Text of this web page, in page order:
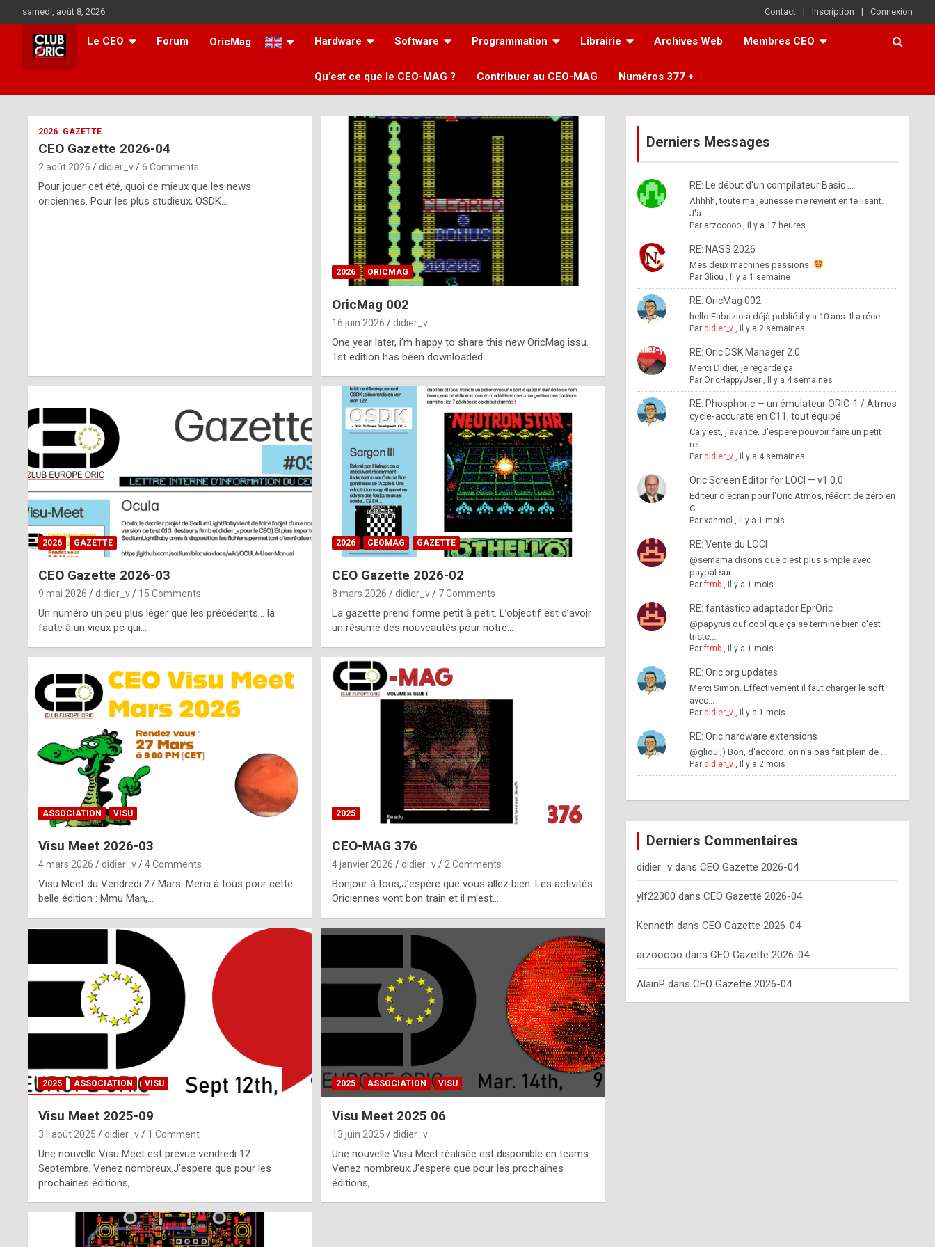
to
content
samedi, août 8, 2026 Contact Inscription Connexion
Le CEO Forum OricMag Hardware Software Programmation Librairie Archives Web Membres CEO
Qu’est ce que le CEO-MAG ? Contribuer au CEO-MAG Numéros 377 +
ff
m
2026 GAZETTE
CEO Gazette 2026-04
2 août 2026 didier_v 6 Comments
Pour jouer cet été, quoi de mieux que les news
oriciennes. Pour les plus studieux, OSDK…
2026 ORICMAG
OricMag 002
16 juin 2026 didier_v
One year later, i’m happy to share this new OricMag issu.
1st edition has been downloaded…
2026 GAZETTE
CEO Gazette 2026-03
9 mai 2026 didier_v 15 Comments
Un numéro un peu plus léger que les précédents… la
faute à un vieux pc qui…
2026 CEOMAG GAZETTE
CEO Gazette 2026-02
8 mars 2026 didier_v 7 Comments
La gazette prend forme petit à petit. L’objectif est d’avoir
un résumé des nouveautés pour notre…
ASSOCIATION VISU
Visu Meet 2026-03
4 mars 2026 didier_v 4 Comments
Visu Meet du Vendredi 27 Mars. Merci à tous pour cette
belle édition : Mmu Man,…
2025
CEO-MAG 376
4 janvier 2026 didier_v 2 Comments
Bonjour à tous,J’espère que vous allez bien. Les activités
Oriciennes vont bon train et il m’est…
2025 ASSOCIATION VISU
Visu Meet 2025-09
31 août 2025 didier_v 1 Comment
Une nouvelle Visu Meet est prévue vendredi 12
Septembre. Venez nombreux.J’espere que pour les
prochaines éditions,…
2025 ASSOCIATION VISU
Visu Meet 2025 06
13 juin 2025 didier_v
Une nouvelle Visu Meet réalisée est disponible en teams.
Venez nombreux.J’espere que pour les prochaines
éditions,…
Derniers Messages
RE: Le début d'un compilateur Basic ...
Ahhhh, toute ma jeunesse me revient en te lisant.
J'a...
Par arzooooo, Il y a 17 heures
RE: NASS 2026
Mes deux machines passions.
Par Gliou , Il y a 1 semaine
RE: OricMag 002
hello Fabrizio a déjà publié il y a 10 ans. Il a réce...
Par didier_v, Il y a 2 semaines
RE: Oric DSK Manager 2.0
Merci Didier, je regarde ça.
Par OricHappyUser, Il y a 4 semaines
RE: Phosphoric — un émulateur ORIC-1 / Atmos
cycle-accurate en C11, tout équipé
Ca y est, j'avance. J'espere pouvoir faire un petit
ret...
Par didier_v, Il y a 4 semaines
Oric Screen Editor for LOCI — v1.0.0
Éditeur d'écran pour l'Oric Atmos, réécrit de zéro en
C...
Par xahmol , Il y a 1 mois
RE: Vente du LOCI
@semama disons que c'est plus simple avec
paypal sur ...
Parftmb, Il y a 1 mois
RE: fantástico adaptador EprOric
@papyrus ouf cool que ça se termine bien c'est
triste...
Parftmb, Il y a 1 mois
RE: Oric.org updates
Merci Simon. Effectivement il faut charger le soft
avec...
Par didier_v, Il y a 1 mois
RE: Oric hardware extensions
@gliou ;) Bon, d'accord, on n'a pas fait plein de ...
Par didier_v, Il y a 2 mois
Derniers Commentaires
didier_vdans CEO Gazette 2026-04
ylf22300 dans CEO Gazette 2026-04
Kenneth dans CEO Gazette 2026-04
arzooooo dans CEO Gazette 2026-04
AlainP dans CEO Gazette 2026-04